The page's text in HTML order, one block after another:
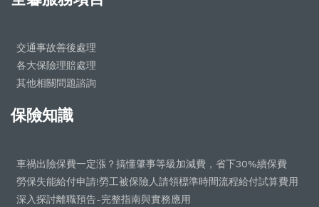
交通事故善後處理
各大保險理賠處理
其他相關問題諮詢
保險知識
車禍出險保費一定漲？搞懂肇事等級加減費，省下30%續保費
勞保失能給付申請!勞工被保險人請領標準時間流程給付試算費用
深入探討離職預告-完整指南與實務應用